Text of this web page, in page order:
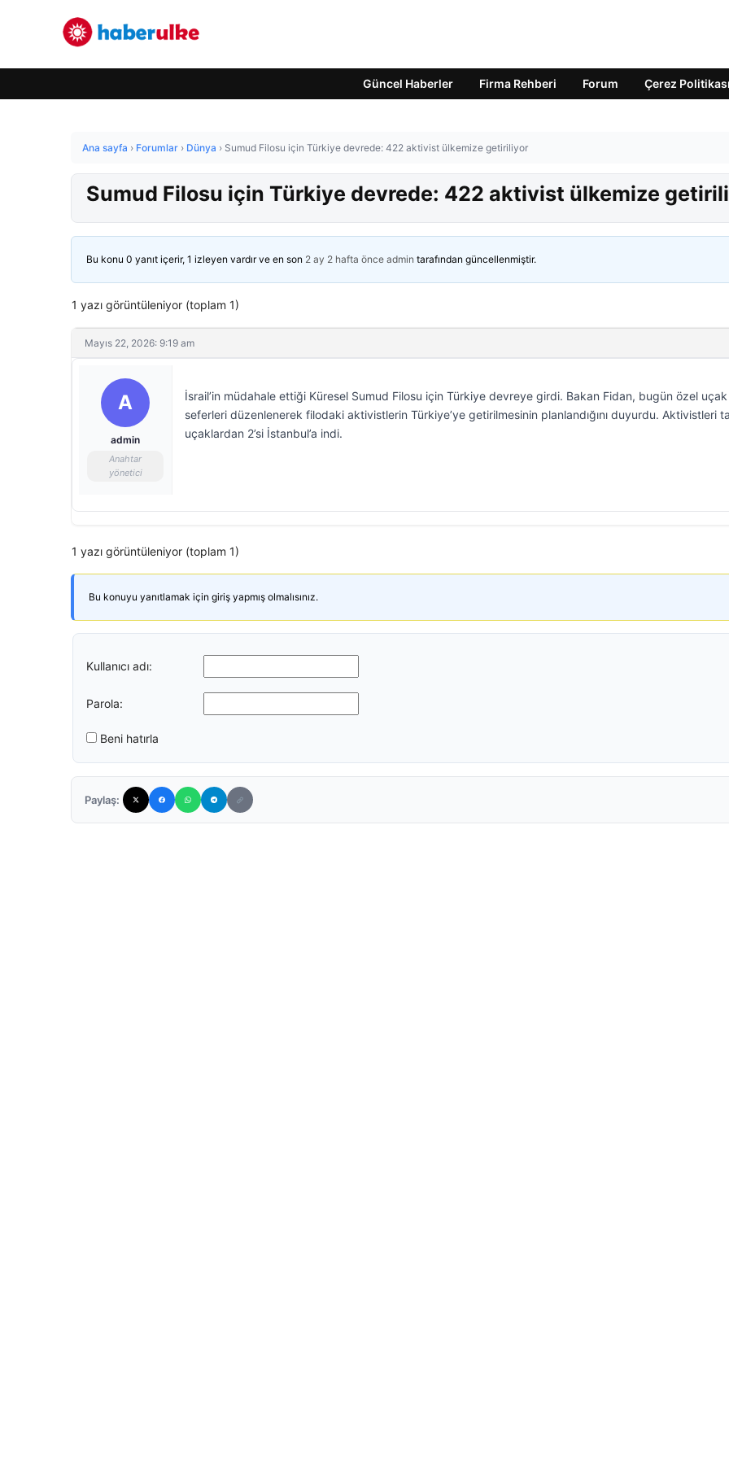
Güncel Haberler Firma Rehberi Forum Çerez Politikası
Ana sayfa › Forumlar › Dünya › Sumud Filosu için Türkiye devrede: 422 aktivist ülkemize getiriliyor
Sumud Filosu için Türkiye devrede: 422 aktivist ülkemize
Bu konu 0 yanıt içerir, 1 izleyen vardır ve en son 2 ay 2 hafta önce admin tarafından güncellenmiştir.
1 yazı görüntüleniyor (toplam 1)
Mayıs 22, 2026: 9:19 am
A
admin
Anahtar
yönetici
İsrail’in müdahale ettiği Küresel Sumud Filosu için Türkiye devreye girdi. Bakan Fidan, bugün özel uçak
seferleri düzenlenerek filodaki aktivistlerin Türkiye’ye getirilmesinin planlandığını duyurdu. Aktivistleri
uçaklardan 2’si İstanbul’a indi.
1 yazı görüntüleniyor (toplam 1)
Bu konuyu yanıtlamak için giriş yapmış olmalısınız.
Kullanıcı adı:
Parola:
Beni hatırla
Paylaş: